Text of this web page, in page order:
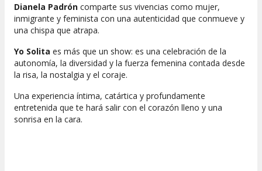
Dianela Padrón comparte sus vivencias como mujer,
inmigrante y feminista con una autenticidad que conmueve y
una chispa que atrapa.
Yo Solita es más que un show: es una celebración de la
autonomía, la diversidad y la fuerza femenina contada desde
la risa, la nostalgia y el coraje.
Una experiencia íntima, catártica y profundamente
entretenida que te hará salir con el corazón lleno y una
sonrisa en la cara.